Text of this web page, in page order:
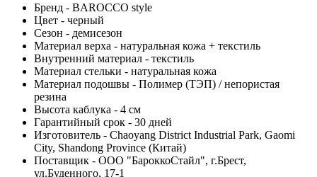
Бренд - BAROCCO style
Цвет - черный
Сезон - демисезон
Материал верха - натуральная кожа + текстиль
Внутренний материал - текстиль
Материал стельки - натуральная кожа
Материал подошвы - Полимер (ТЭП) / непористая
резина
Высота каблука - 4 см
Гарантийный срок - 30 дней
Изготовитель - Chaoyang District Industrial Park, Gaomi
City, Shandong Province (Китай)
Поставщик - ООО "БароккоСтайл", г.Брест,
ул.Буденного, 17-1